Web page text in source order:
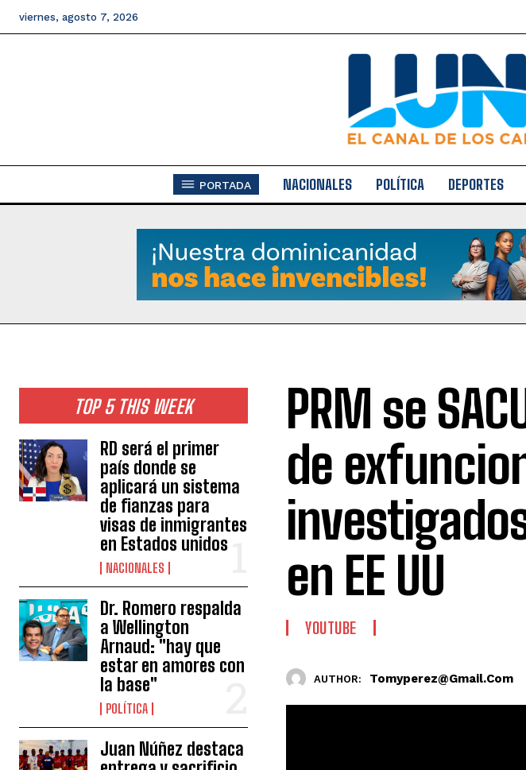
viernes, agosto 7, 2026
PORTADA NACIONALES POLÍTICA DEPORTES
TOP 5 THIS WEEK
RD será el primer
país donde se
aplicará un sistema
de fianzas para
visas de inmigrantes
en Estados unidos
NACIONALES
Dr. Romero respalda
a Wellington
Arnaud: "hay que
estar en amores con
la base"
POLÍTICA
Juan Núñez destaca
PRM se
de
en EE UU
YOUTUBE
AUTHOR: Tomyperez@gmail.com